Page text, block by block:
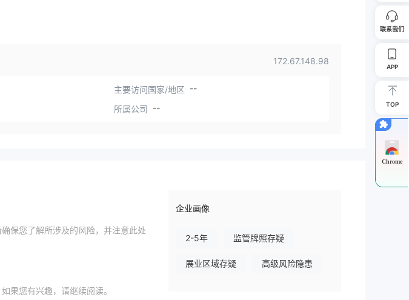
172.67.148.98
主要访问国家/地区 --
所属公司 --
保您了解所涉及的风险，并注意此处
果您有兴趣，请继续阅读。
企业画像
2-5年 监管牌照存疑
展业区域存疑 高级风险隐患
联系我们
APP
TOP
Chrome